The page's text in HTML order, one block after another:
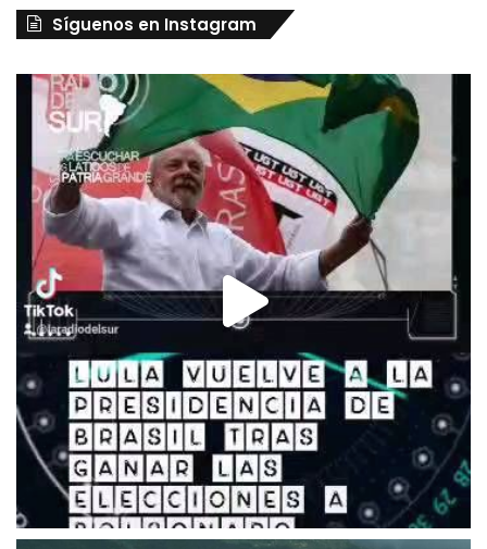
Síguenos en Instagram